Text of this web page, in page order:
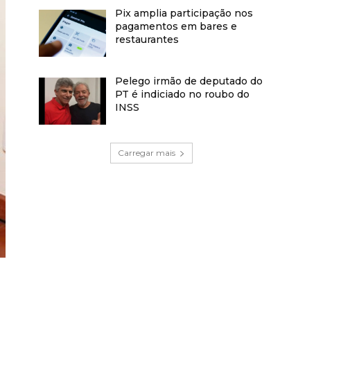
Pix amplia participação nos
pagamentos em bares e
restaurantes
Pelego irmão de deputado do
PT é indiciado no roubo do
INSS
Carregar mais